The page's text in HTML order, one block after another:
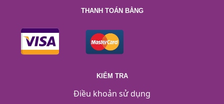
THANH TOÁN BẰNG
KIỂM TRA
Điều khoản sử dụng